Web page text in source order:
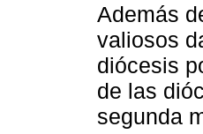
Además
valiosos
diócesis
de las
segunda